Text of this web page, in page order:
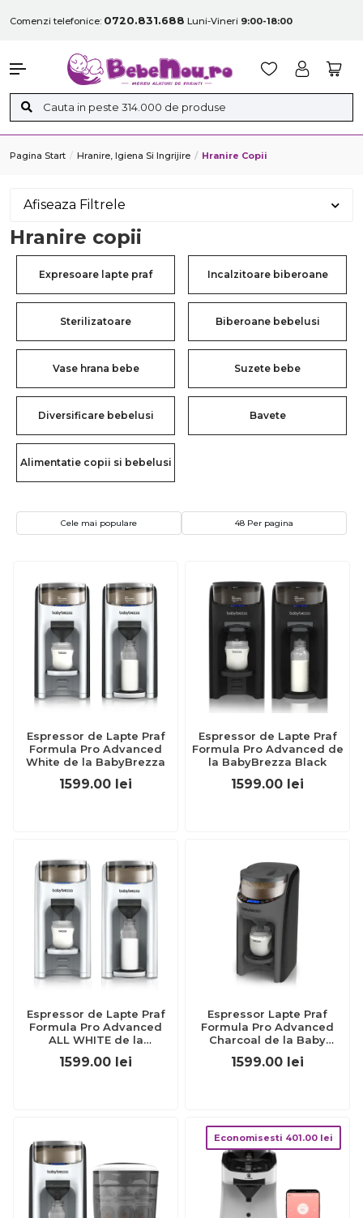
Comenzi telefonice: 0720.831.688 Luni-Vineri 9:00-18:00
Pagina Start Hranire, Igiena Si Ingrijire Hranire Copii
Afiseaza Filtrele
Hranire copii
Expresoare lapte praf Incalzitoare biberoane
Sterilizatoare Biberoane bebelusi
Vase hrana bebe Suzete bebe
Diversificare bebelusi Bavete
Alimentatie copii si bebelusi
Cele mai populare 48 Per pagina
Espressor de Lapte Praf
Formula Pro Advanced
White de la BabyBrezza
1599.00 lei
Espressor de Lapte Praf
Formula Pro Advanced de
la BabyBrezza Black
1599.00 lei
Espressor de Lapte Praf
Formula Pro Advanced
ALL WHITE de la
1599.00 lei
Espressor Lapte Praf
Formula Pro Advanced
Charcoal de la Baby
1599.00 lei
Economisesti 401.00 lei